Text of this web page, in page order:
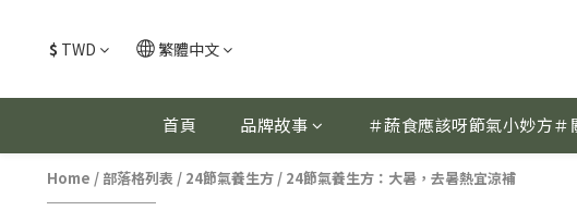
$ TWD 繁體中文
首頁 品牌故事 ＃蔬食應該呀節氣小妙方＃
Home / 部落格列表 / 24節氣養生方 / 24節氣養生方：大暑，去暑熱宜涼補